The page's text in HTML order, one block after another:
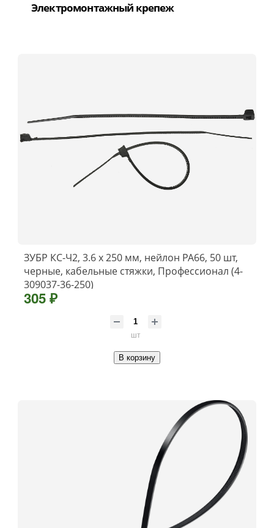
Электромонтажный крепеж
ЗУБР КС-Ч2, 3.6 x 250 мм, нейлон РА66, 50 шт,
черные, кабельные стяжки, Профессионал (4-
309037-36-250)
305 ₽
шт
В корзину